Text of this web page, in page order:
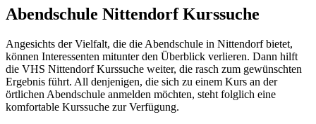
Abendschule Nittendorf Kurssuche
Angesichts der Vielfalt, die die Abendschule in Nittendorf bietet,
können Interessenten mitunter den Überblick verlieren. Dann hilft
die VHS Nittendorf Kurssuche weiter, die rasch zum gewünschten
Ergebnis führt. All denjenigen, die sich zu einem Kurs an der
örtlichen Abendschule anmelden möchten, steht folglich eine
komfortable Kurssuche zur Verfügung.